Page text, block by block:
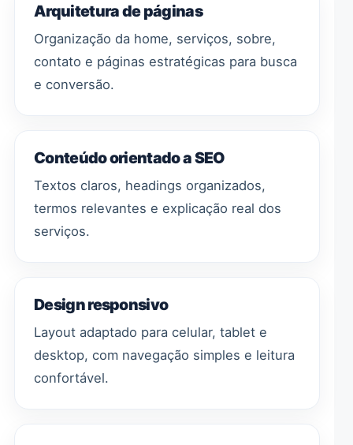
Arquitetura de páginas
Organização da home, serviços, sobre,
contato e páginas estratégicas para busca
e conversão.
Conteúdo orientado a SEO
Textos claros, headings organizados,
termos relevantes e explicação real dos
serviços.
Design responsivo
Layout adaptado para celular, tablet e
desktop, com navegação simples e leitura
confortável.